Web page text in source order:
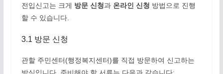
전입신고는 크게 방문 신청과 온라인 신청 방법으로 진행
할 수 있습니다.
3.1 방문 신청
관할 주민센터(행정복지센터)를 직접 방문하여 신고하는